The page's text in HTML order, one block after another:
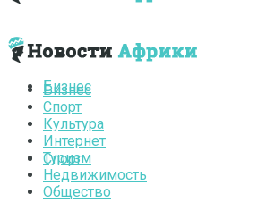
Бизнес
Спорт
Бизнес
Спорт
Культура
Интернет
Туризм
Недвижимость
Общество